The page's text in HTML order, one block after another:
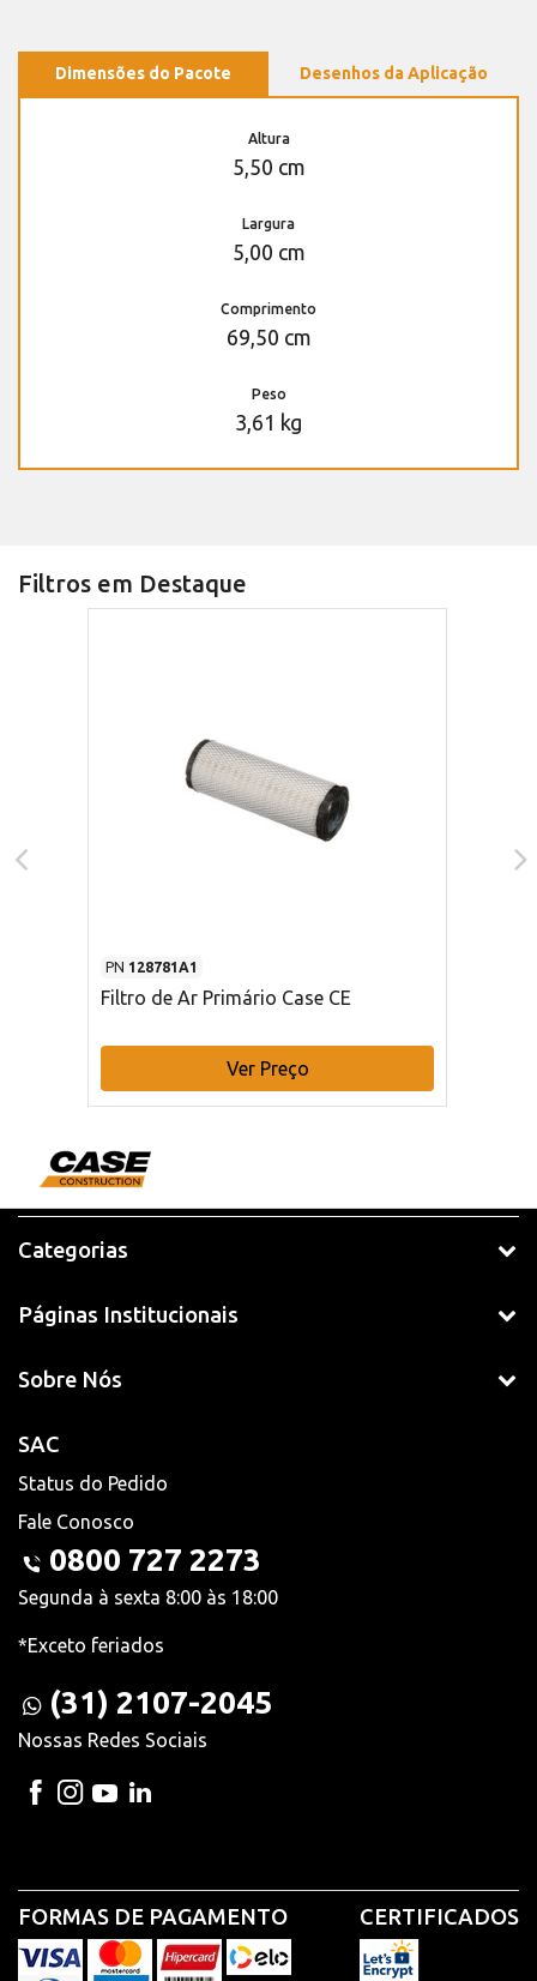
Dimensões do Pacote Desenhos da Aplicação
Altura
5,50 cm
Largura
5,00 cm
Comprimento
69,50 cm
Peso
3,61 kg
Filtros em Destaque
PN 128781A1
Filtro de Ar Primário Case CE
Ver Preço
Categorias
Páginas Institucionais
Sobre Nós
SAC
Status do Pedido
Fale Conosco
0800 727 2273
Segunda à sexta 8:00 às 18:00
*Exceto feriados
(31) 2107-2045
Nossas Redes Sociais
FORMAS DE PAGAMENTO CERTIFICADOS